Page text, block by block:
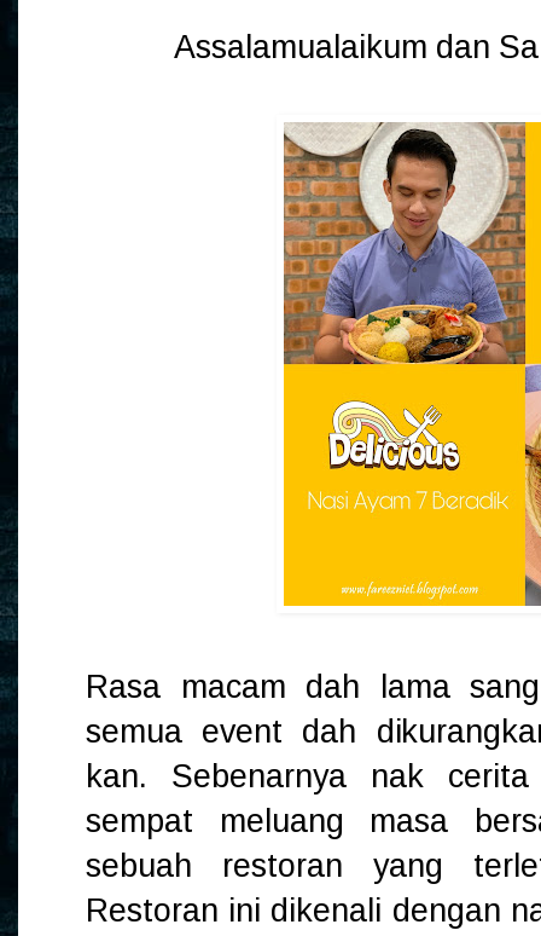
Assalamualaikum dan
Rasa macam dah lama
semua event dah
kan. Sebenarnya nak
sempat meluang masa
sebuah restoran yang
Restoran ini dikenali dengan